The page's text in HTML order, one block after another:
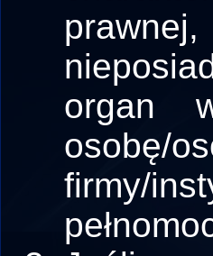
organ
osobę/
firmy/